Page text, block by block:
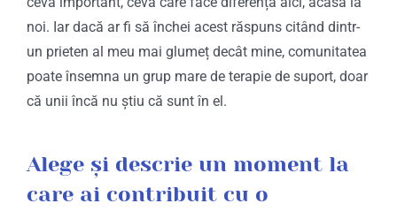
noi. Iar dacă ar fi să închei acest răspuns citând dintr-
un prieten al meu mai glumeț decât mine, comunitatea
poate însemna un grup mare de terapie de suport, doar
că unii încă nu știu că sunt în el.
Alege și descrie un moment la
care ai contribuit cu o